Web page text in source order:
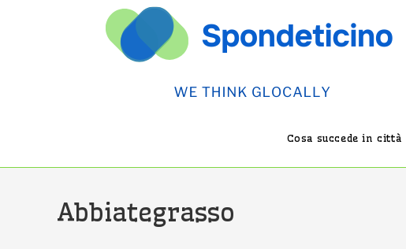
Cosa succede in città
Abbiategrasso